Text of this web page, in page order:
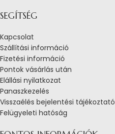
SEGÍTSÉG
Kapcsolat
Szállítási információ
Fizetési információ
Pontok vásárlás után
Elállási nyilatkozat
Panaszkezelés
Visszaélés bejelentési tájékoztató
Felügyeleti hatóság